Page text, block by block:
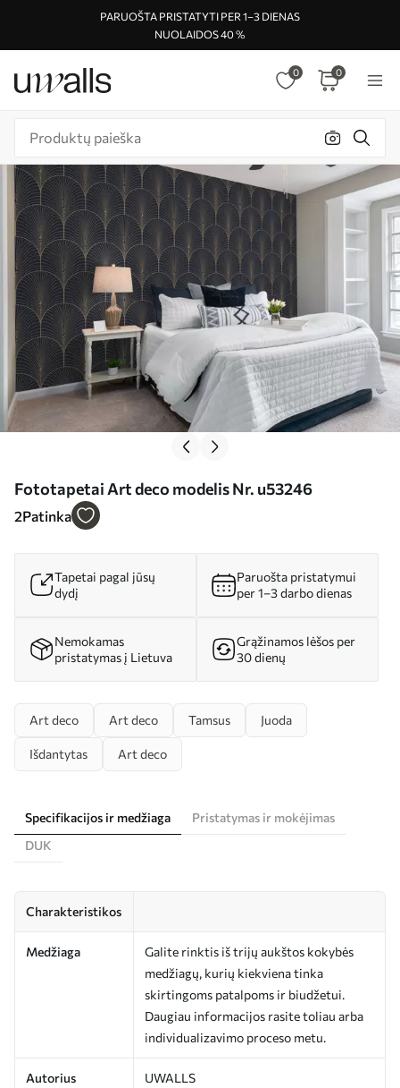
PARUOŠTA PRISTATYTI PER 1–3 DIENAS
NUOLAIDOS 40 %
0 0
Fototapetai Art deco modelis Nr. u53246
2Patinka
Tapetai pagal jūsų
dydį
Paruošta pristatymui
per 1–3 darbo dienas
Nemokamas
pristatymas į Lietuva
Grąžinamos lėšos per
30 dienų
Art deco Art deco Tamsus Juoda
Išdantytas Art deco
Specifikacijos ir medžiaga
Pristatymas ir mokėjimas
DUK
Charakteristikos
Medžiaga
Galite rinktis iš trijų aukštos kokybės
medžiagų, kurių kiekviena tinka
skirtingoms patalpoms ir biudžetui.
Daugiau informacijos rasite toliau arba
individualizavimo proceso metu.
Autorius UWALLS